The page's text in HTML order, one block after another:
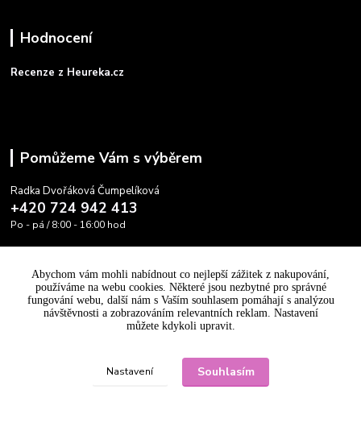
Hodnocení
Recenze z Heureka.cz
Pomůžeme Vám s výběrem
Radka Dvořáková Čumpelíková
+420 724 942 413
Po - pá / 8:00 - 16:00 hod
Upravit sběr cookies.
Abychom vám mohli nabídnout co nejlepší zážitek z nakupování,
používáme na webu cookies. Některé jsou nezbytné pro správné
fungování webu, další nám s Vaším souhlasem pomáhají s analýzou
návštěvnosti a zobrazováním relevantních reklam. Nastavení
můžete kdykoli upravit.
Nastavení Souhlasím